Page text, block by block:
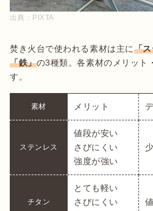
出典： PIXTA
焚き火台で使われる素材は主に「
「鉄」の3種類。各素材のメリット
す。
素材 メリット
ステンレス
値段が安い
さびにくい
強度が強い
チタン
とても軽い
さびにくい